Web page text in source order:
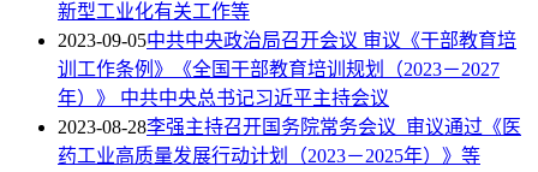
新型工业化有关工作等
2023-09-05中共中央政治局召开会议 审议《干部教育培
训工作条例》《全国干部教育培训规划（2023－2027
年）》 中共中央总书记习近平主持会议
2023-08-28李强主持召开国务院常务会议 审议通过《医
药工业高质量发展行动计划（2023－2025年）》等